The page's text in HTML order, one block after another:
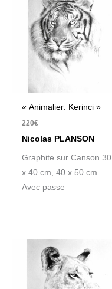
« Animalier: Kerinci »
220€
Nicolas PLANSON
Graphite sur Canson 30
x 40 cm, 40 x 50 cm
Avec passe